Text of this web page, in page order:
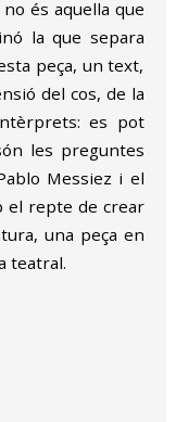
és aquella que
la que separa
peça, un text,
del cos, de la
es pot
les preguntes
Messiez i el
el repte de crear
una peça en
teatral.